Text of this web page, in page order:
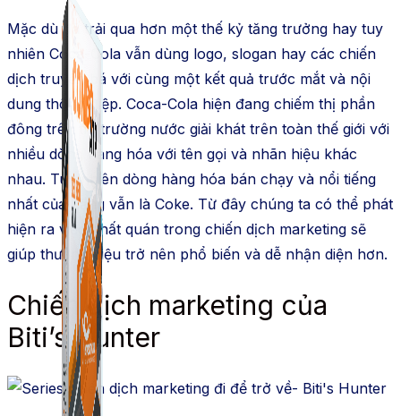
Mặc dù đã trải qua hơn một thế kỷ tăng trưởng hay tuy
nhiên Coca-Cola vẫn dùng logo, slogan hay các chiến
dịch truyền bá với cùng một kết quả trước mắt và nội
dung thông điệp. Coca-Cola hiện đang chiếm thị phần
đông trên thị trường nước giải khát trên toàn thế giới với
nhiều dòng hàng hóa với tên gọi và nhãn hiệu khác
nhau. Tuy nhiên dòng hàng hóa bán chạy và nổi tiếng
nhất của hãng vẫn là Coke. Từ đây chúng ta có thể phát
hiện ra việc nhất quán trong chiến dịch marketing sẽ
giúp thương hiệu trở nên phổ biến và dễ nhận diện hơn.
Chiến dịch marketing của
Biti’s Hunter